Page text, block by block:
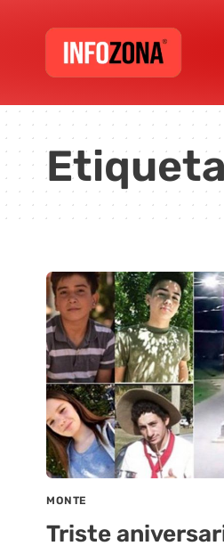
MONTE
Triste